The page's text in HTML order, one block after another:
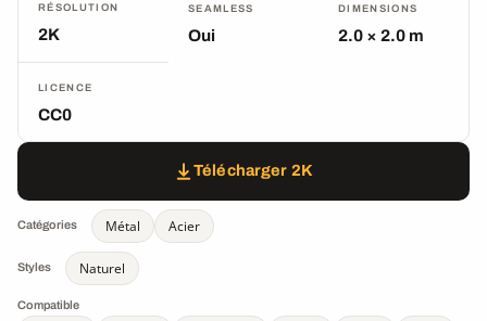
RÉSOLUTION
2K
SEAMLESS
Oui
DIMENSIONS
2.0 × 2.0 m
LICENCE
CC0
Télécharger 2K
Catégories Métal Acier
Styles Naturel
Compatible